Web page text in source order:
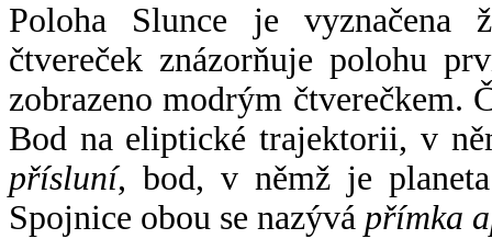
Poloha Slunce je vyznačena
čtvereček znázorňuje polohu
zobrazeno modrým čtverečkem.
Bod na eliptické trajektorii, v
přísluní, bod, v němž je
Spojnice obou se nazývá přímka